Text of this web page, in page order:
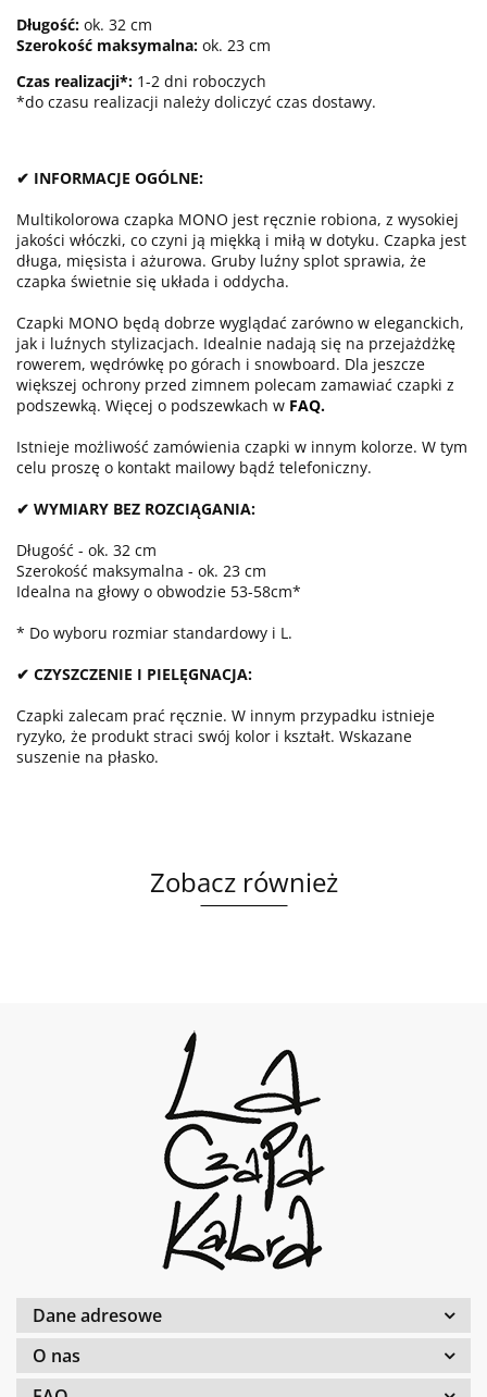
Długość: ok. 32 cm
Szerokość maksymalna: ok. 23 cm
Czas realizacji*: 1-2 dni roboczych
*do czasu realizacji należy doliczyć czas dostawy.
✔ INFORMACJE OGÓLNE:
Multikolorowa czapka MONO jest ręcznie robiona, z wysokiej
jakości włóczki, co czyni ją miękką i miłą w dotyku. Czapka jest
długa, mięsista i ażurowa. Gruby luźny splot sprawia, że
czapka świetnie się układa i oddycha.
Czapki MONO będą dobrze wyglądać zarówno w eleganckich,
jak i luźnych stylizacjach. Idealnie nadają się na przejażdżkę
rowerem, wędrówkę po górach i snowboard. Dla jeszcze
większej ochrony przed zimnem polecam zamawiać czapki z
podszewką. Więcej o podszewkach w FAQ.
Istnieje możliwość zamówienia czapki w innym kolorze. W tym
celu proszę o kontakt mailowy bądź telefoniczny.
✔ WYMIARY BEZ ROZCIĄGANIA:
Długość - ok. 32 cm
Szerokość maksymalna - ok. 23 cm
Idealna na głowy o obwodzie 53-58cm*
* Do wyboru rozmiar standardowy i L.
✔ CZYSZCZENIE I PIELĘGNACJA:
Czapki zalecam prać ręcznie. W innym przypadku istnieje
ryzyko, że produkt straci swój kolor i kształt. Wskazane
suszenie na płasko.
Zobacz również
Dane adresowe
O nas